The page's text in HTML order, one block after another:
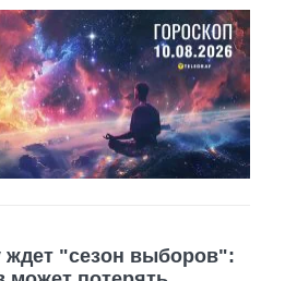
ждет "сезон выборов":